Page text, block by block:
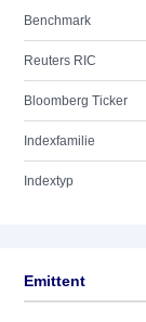
Benchmark
Reuters RIC
Bloomberg Ticker
Indexfamilie
Indextyp
Emittent